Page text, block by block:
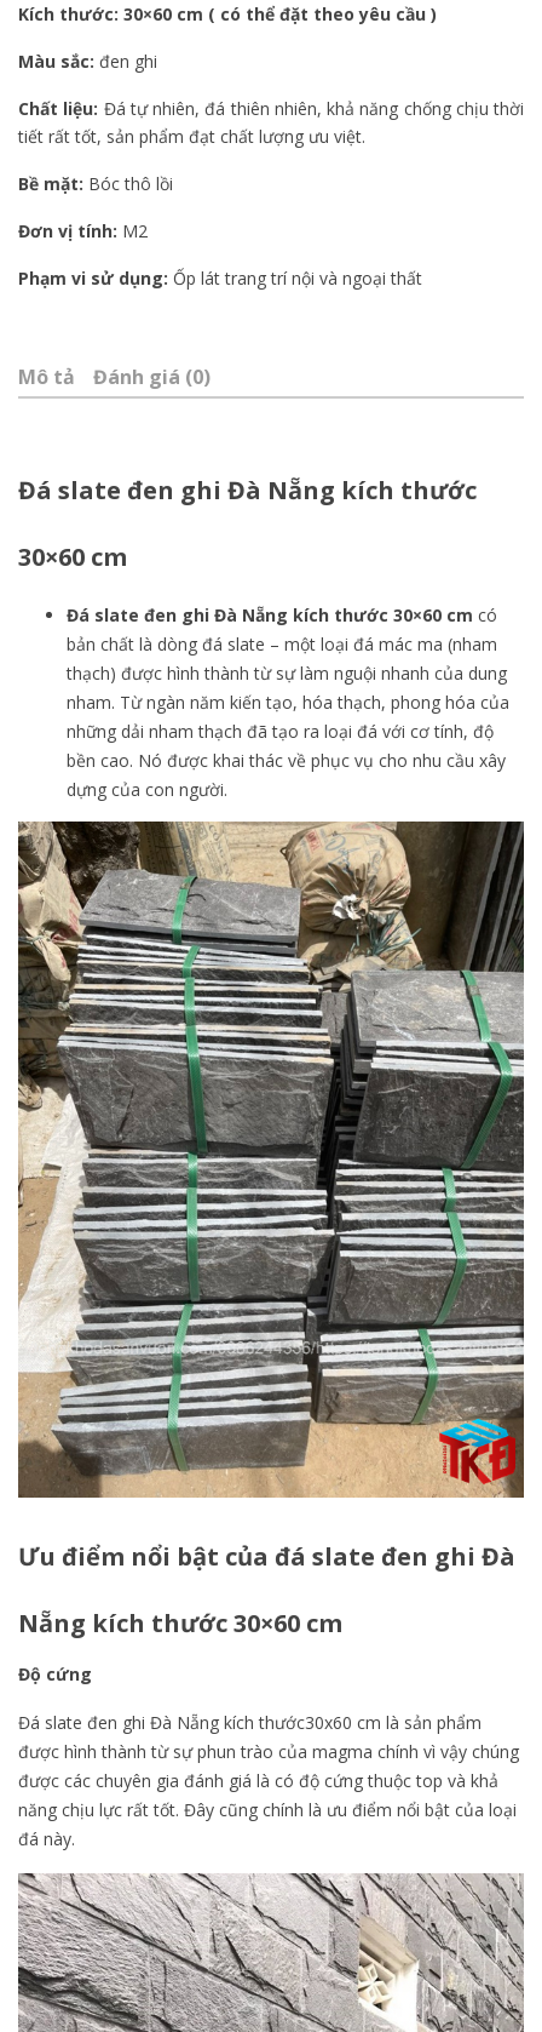
Kích thước: 30×60 cm ( có thể đặt theo yêu cầu )
Màu sắc: đen ghi
Chất liệu: Đá tự nhiên, đá thiên nhiên, khả năng chống chịu thời
tiết rất tốt, sản phẩm đạt chất lượng ưu việt.
Bề mặt: Bóc thô lồi
Đơn vị tính: M2
Phạm vi sử dụng: Ốp lát trang trí nội và ngoại thất
Mô tả Đánh giá (0)
Đá slate đen ghi Đà Nẵng kích thước
30×60 cm
Đá slate đen ghi Đà Nẵng kích thước 30×60 cm có
bản chất là dòng đá slate – một loại đá mác ma (nham
thạch) được hình thành từ sự làm nguội nhanh của dung
nham. Từ ngàn năm kiến tạo, hóa thạch, phong hóa của
những dải nham thạch đã tạo ra loại đá với cơ tính, độ
bền cao. Nó được khai thác về phục vụ cho nhu cầu xây
dựng của con người.
Ưu điểm nổi bật của đá slate đen ghi Đà
Nẵng kích thước 30×60 cm
Độ cứng
Đá slate đen ghi Đà Nẵng kích thước30x60 cm là sản phẩm
được hình thành từ sự phun trào của magma chính vì vậy chúng
được các chuyên gia đánh giá là có độ cứng thuộc top và khả
năng chịu lực rất tốt. Đây cũng chính là ưu điểm nổi bật của loại
đá này.